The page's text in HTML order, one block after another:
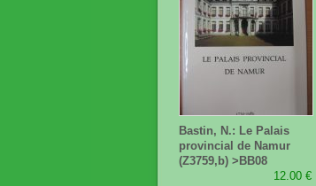
Bastin, N.: Le Palais
provincial de Namur
(Z3759,b) >BB08
12.00 €